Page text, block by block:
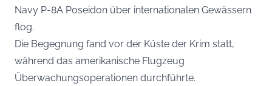
Navy P-8A Poseidon über internationalen Gewässern
flog.
Die Begegnung fand vor der Küste der Krim statt,
während das amerikanische Flugzeug
Überwachungsoperationen durchführte.